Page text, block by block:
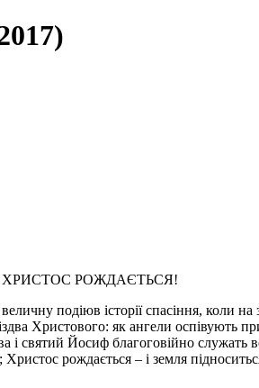
ХРИСТОС РОЖДАЄТЬСЯ!
подіюв історії спасіння, коли
Христового: як ангели оспівують
святий Йосиф благоговійно
рождається – і земля